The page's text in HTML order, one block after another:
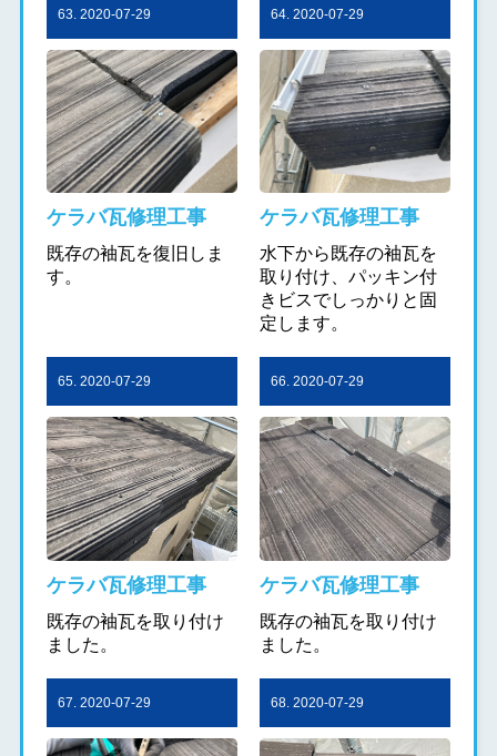
63. 2020-07-29
ケラバ瓦修理工事
既存の袖瓦を復旧しま
す。
64. 2020-07-29
ケラバ瓦修理工事
水下から既存の袖瓦を
取り付け、パッキン付
きビスでしっかりと固
定します。
65. 2020-07-29
ケラバ瓦修理工事
既存の袖瓦を取り付け
ました。
66. 2020-07-29
ケラバ瓦修理工事
既存の袖瓦を取り付け
ました。
67. 2020-07-29 68. 2020-07-29